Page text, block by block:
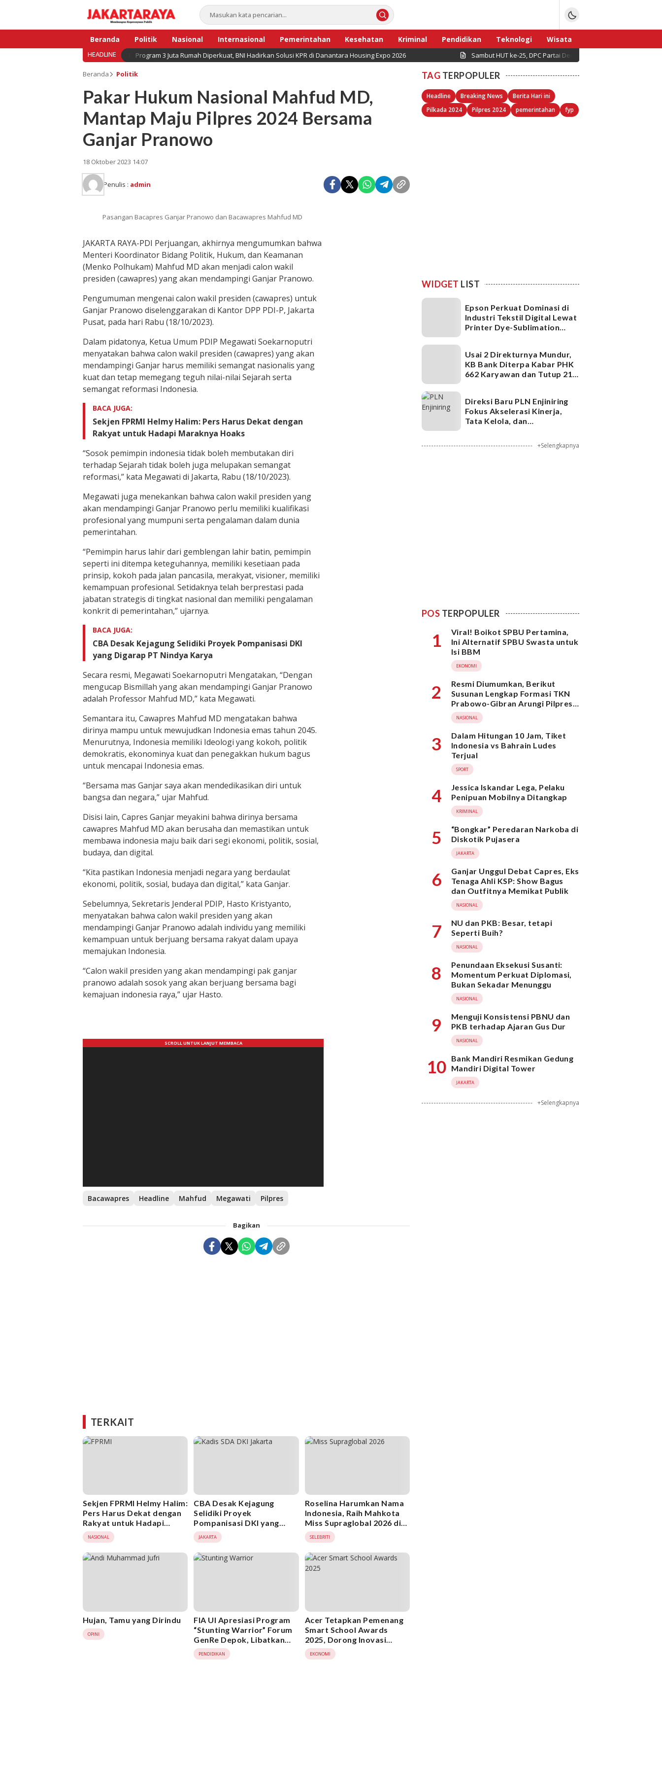
Beranda Politik Nasional Internasional Pemerintahan Kesehatan Kriminal Pendidikan Teknologi
Wisata
Bisnis
Sport
HEADLINE Program 3 Juta Rumah Diperkuat, BNI Hadirkan Solusi KPR di Danantara Housing Expo 2026 Sambut HUT ke-25, DPC Partai Demokrat Pulau Seribu Gelar
Beranda Politik
Pakar Hukum Nasional Mahfud MD,
Mantap Maju Pilpres 2024 Bersama
Ganjar Pranowo
18 Oktober 2023 14:07
Penulis : admin
Pasangan Bacapres Ganjar Pranowo dan Bacawapres Mahfud MD
JAKARTA RAYA-PDI Perjuangan, akhirnya mengumumkan bahwa
Menteri Koordinator Bidang Politik, Hukum, dan Keamanan
(Menko Polhukam) Mahfud MD akan menjadi calon wakil
presiden (cawapres) yang akan mendampingi Ganjar Pranowo.
Pengumuman mengenai calon wakil presiden (cawapres) untuk
Ganjar Pranowo diselenggarakan di Kantor DPP PDI-P, Jakarta
Pusat, pada hari Rabu (18/10/2023).
Dalam pidatonya, Ketua Umum PDIP Megawati Soekarnoputri
menyatakan bahwa calon wakil presiden (cawapres) yang akan
mendampingi Ganjar harus memiliki semangat nasionalis yang
kuat dan tetap memegang teguh nilai-nilai Sejarah serta
semangat reformasi Indonesia.
BACA JUGA:
Sekjen FPRMI Helmy Halim: Pers Harus Dekat dengan
Rakyat untuk Hadapi Maraknya Hoaks
“Sosok pemimpin indonesia tidak boleh membutakan diri
terhadap Sejarah tidak boleh juga melupakan semangat
reformasi,” kata Megawati di Jakarta, Rabu (18/10/2023).
Megawati juga menekankan bahwa calon wakil presiden yang
akan mendampingi Ganjar Pranowo perlu memiliki kualifikasi
profesional yang mumpuni serta pengalaman dalam dunia
pemerintahan.
“Pemimpin harus lahir dari gemblengan lahir batin, pemimpin
seperti ini ditempa keteguhannya, memiliki kesetiaan pada
prinsip, kokoh pada jalan pancasila, merakyat, visioner, memiliki
kemampuan profesional. Setidaknya telah berprestasi pada
jabatan strategis di tingkat nasional dan memiliki pengalaman
konkrit di pemerintahan,” ujarnya.
BACA JUGA:
CBA Desak Kejagung Selidiki Proyek Pompanisasi DKI
yang Digarap PT Nindya Karya
Secara resmi, Megawati Soekarnoputri Mengatakan, “Dengan
mengucap Bismillah yang akan mendampingi Ganjar Pranowo
adalah Professor Mahfud MD,” kata Megawati.
Semantara itu, Cawapres Mahfud MD mengatakan bahwa
dirinya mampu untuk mewujudkan Indonesia emas tahun 2045.
Menurutnya, Indonesia memiliki Ideologi yang kokoh, politik
demokratis, ekonominya kuat dan penegakkan hukum bagus
untuk mencapai Indonesia emas.
“Bersama mas Ganjar saya akan mendedikasikan diri untuk
bangsa dan negara,” ujar Mahfud.
Disisi lain, Capres Ganjar meyakini bahwa dirinya bersama
cawapres Mahfud MD akan berusaha dan memastikan untuk
membawa indonesia maju baik dari segi ekonomi, politik, sosial,
budaya, dan digital.
“Kita pastikan Indonesia menjadi negara yang berdaulat
ekonomi, politik, sosial, budaya dan digital,” kata Ganjar.
Sebelumnya, Sekretaris Jenderal PDIP, Hasto Kristyanto,
menyatakan bahwa calon wakil presiden yang akan
mendampingi Ganjar Pranowo adalah individu yang memiliki
kemampuan untuk berjuang bersama rakyat dalam upaya
memajukan Indonesia.
“Calon wakil presiden yang akan mendampingi pak ganjar
pranowo adalah sosok yang akan berjuang bersama bagi
kemajuan indonesia raya,” ujar Hasto.
Bacawapres Headline Mahfud Megawati Pilpres
Bagikan
TERKAIT
Sekjen FPRMI Helmy Halim:
Pers Harus Dekat dengan
Rakyat untuk Hadapi
Maraknya Hoaks
NASIONAL
CBA Desak Kejagung
Selidiki Proyek
Pompanisasi DKI yang
Digarap PT Nindya Karya
JAKARTA
Roselina Harumkan Nama
Indonesia, Raih Mahkota
Miss Supraglobal 2026 di
India
SELEBRITI
Hujan, Tamu yang Dirindu
OPINI
FIA UI Apresiasi Program
“Stunting Warrior” Forum
GenRe Depok, Libatkan
Remaja Cegah Stunting
Sejak Dini
PENDIDIKAN
Acer Tetapkan Pemenang
Smart School Awards
2025, Dorong Inovasi
Digital di Dunia Pendidikan
EKONOMI
TAG TERPOPULER
Headline Breaking News
Berita Hari ini
Pilkada 2024
Pilpres 2024 pemerintahan fyp
WIDGET LIST
Epson Perkuat Dominasi di
Industri Tekstil Digital Lewat
Printer Dye-Sublimation
Usai 2 Direkturnya Mundur,
KB Bank Diterpa Kabar PHK
662 Karyawan dan Tutup 21
Direksi Baru PLN Enjiniring
Fokus Akselerasi Kinerja,
Tata Kelola, dan
+Selengkapnya
POS TERPOPULER
1
Viral! Boikot SPBU Pertamina,
Ini Alternatif SPBU Swasta untuk
Isi BBM
EKONOMI
2
Resmi Diumumkan, Berikut
Susunan Lengkap Formasi TKN
Prabowo-Gibran Arungi Pilpres
2024, Ada Ridwan Kamil hingga
Suami Yenny Wahid
NASIONAL
3
Dalam Hitungan 10 Jam, Tiket
Indonesia vs Bahrain Ludes
Terjual
SPORT
4
Jessica Iskandar Lega, Pelaku
Penipuan Mobilnya Ditangkap
KRIMINAL
5
“Bongkar” Peredaran Narkoba di
Diskotik Pujasera
JAKARTA
6
Ganjar Unggul Debat Capres, Eks
Tenaga Ahli KSP: Show Bagus
dan Outfitnya Memikat Publik
NASIONAL
7
NU dan PKB: Besar, tetapi
Seperti Buih?
NASIONAL
8
Penundaan Eksekusi Susanti:
Momentum Perkuat Diplomasi,
Bukan Sekadar Menunggu
NASIONAL
9
Menguji Konsistensi PBNU dan
PKB terhadap Ajaran Gus Dur
NASIONAL
10 Bank Mandiri Resmikan Gedung
Mandiri Digital Tower
JAKARTA
+Selengkapnya